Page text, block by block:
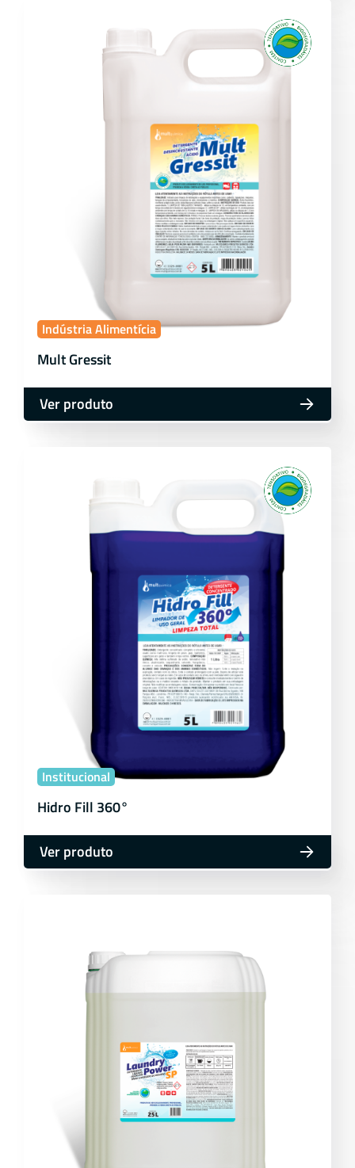
Indústria Alimentícia
Mult Gressit
Ver produto
Institucional
Hidro Fill 360°
Ver produto